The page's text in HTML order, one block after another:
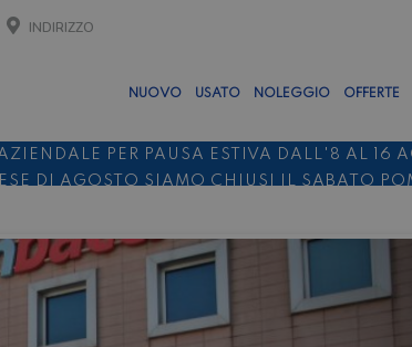
INDIRIZZO
NUOVO USATO NOLEGGIO OFFERTE
PER PAUSA ESTIVA DALL'8 AL 16
DI AGOSTO SIAMO CHIUSI IL SABATO